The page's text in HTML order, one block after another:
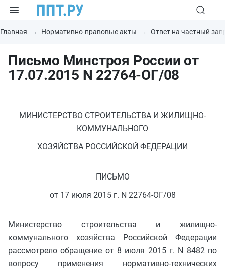
Главная Нормативно-правовые акты Ответ на частный
Письмо Минстроя России от
17.07.2015 N 22764-ОГ/08
МИНИСТЕРСТВО СТРОИТЕЛЬСТВА И ЖИЛИЩНО-
КОММУНАЛЬНОГО
ХОЗЯЙСТВА РОССИЙСКОЙ ФЕДЕРАЦИИ
ПИСЬМО
от 17 июля 2015 г. N 22764-ОГ/08
Министерство строительства и жилищно-
коммунального хозяйства Российской Федерации
рассмотрело обращение от 8 июля 2015 г. N 8482 по
вопросу применения нормативно-технических